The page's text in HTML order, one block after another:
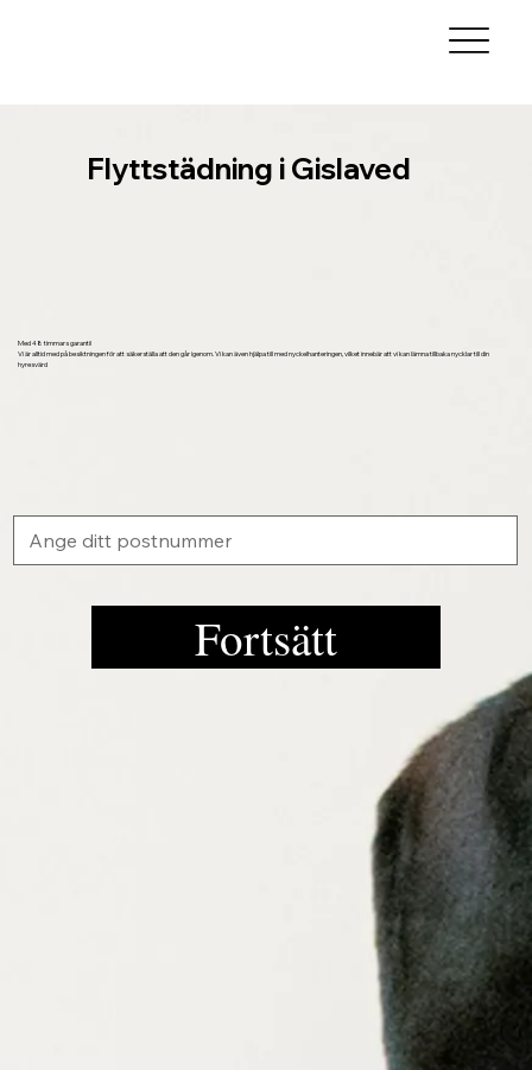
Med 48 timmars garanti!
Vi är alltid med på besiktningen för att säkerställa att den går igenom. Vi kan även hjälpa till med nyckelhanteringen, vilket innebär att vi kan lämna tillbaka nycklar till din
hyresvärd
Flyttstädning i Gislaved
Fortsätt